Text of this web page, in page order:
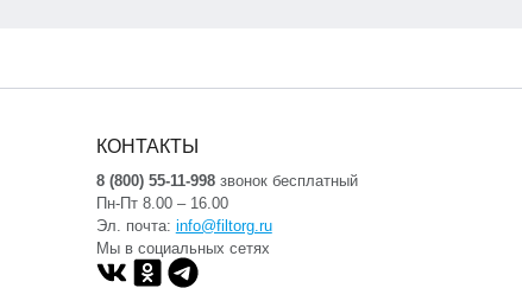
КОНТАКТЫ
8 (800) 55-11-998звонок бесплатный
Пн-Пт 8.00 – 16.00
Эл. почта: info@filtorg.ru
Мы в социальных сетях